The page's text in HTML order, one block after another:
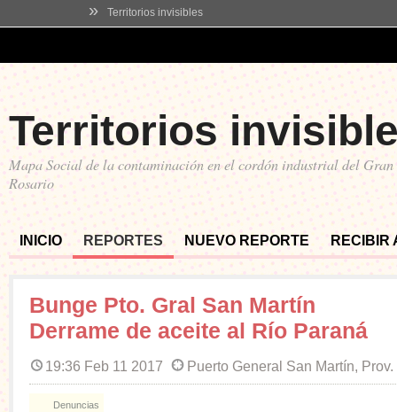
» Territorios invisibles
Territorios
Mapa Social de la contaminación en el cordón industrial del Gran
Rosario
INICIO REPORTES NUEVO REPORTE RECIBIR
Bunge Pto. Gral San Martín
Derrame de aceite al Río Paraná
19:36 Feb 11 2017 Puerto General San Martín,
Denuncias